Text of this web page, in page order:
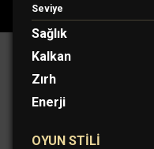
Seviye
Sağlık
Kalkan
Zırh
Enerji
OYUN STILI